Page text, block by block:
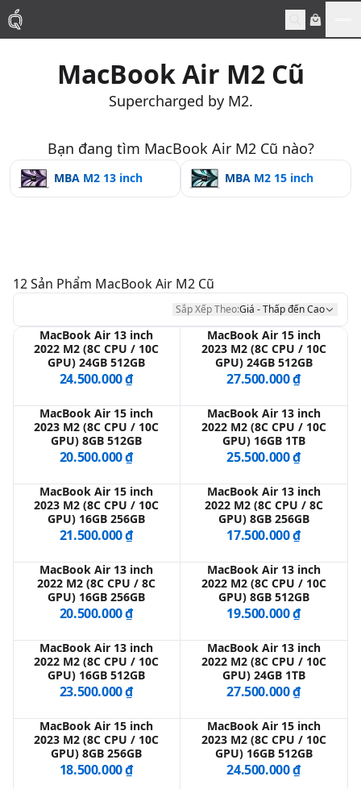
MacBook Air
Thay Linh Kiện
QBlog
MacBook Air M2 Cũ
Supercharged by M2.
Bạn đang tìm MacBook Air M2 Cũ nào?
MBA M2 13 inch MBA M2 15 inch
12Sản Phẩm MacBook Air M2 Cũ
Sắp Xếp Theo:Giá - Thấp đến Cao
MacBook Air 13 inch
2022 M2 (8C CPU / 10C
GPU) 24GB 512GB
24.500.000 ₫
MacBook Air 15 inch
2023 M2 (8C CPU / 10C
GPU) 24GB 512GB
27.500.000 ₫
MacBook Air 15 inch
2023 M2 (8C CPU / 10C
GPU) 8GB 512GB
20.500.000 ₫
MacBook Air 13 inch
2022 M2 (8C CPU / 10C
GPU) 16GB 1TB
25.500.000 ₫
MacBook Air 15 inch
2023 M2 (8C CPU / 10C
GPU) 16GB 256GB
21.500.000 ₫
MacBook Air 13 inch
2022 M2 (8C CPU / 8C
GPU) 8GB 256GB
17.500.000 ₫
MacBook Air 13 inch
2022 M2 (8C CPU / 8C
GPU) 16GB 256GB
20.500.000 ₫
MacBook Air 13 inch
2022 M2 (8C CPU / 10C
GPU) 8GB 512GB
19.500.000 ₫
MacBook Air 13 inch
2022 M2 (8C CPU / 10C
GPU) 16GB 512GB
23.500.000 ₫
MacBook Air 13 inch
2022 M2 (8C CPU / 10C
GPU) 24GB 1TB
27.500.000 ₫
MacBook Air 15 inch
2023 M2 (8C CPU / 10C
GPU) 8GB 256GB
18.500.000 ₫
MacBook Air 15 inch
2023 M2 (8C CPU / 10C
GPU) 16GB 512GB
24.500.000 ₫